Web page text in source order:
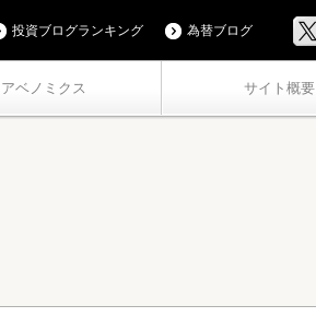
アベノミクス サイト概要
投資ブログランキング 為替ブログ